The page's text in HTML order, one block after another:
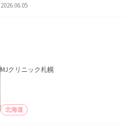
2026.06.05
MJクリニック札幌
北海道